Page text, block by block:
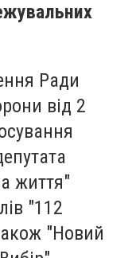
Ради
від 2
життя"
"112
"Новий